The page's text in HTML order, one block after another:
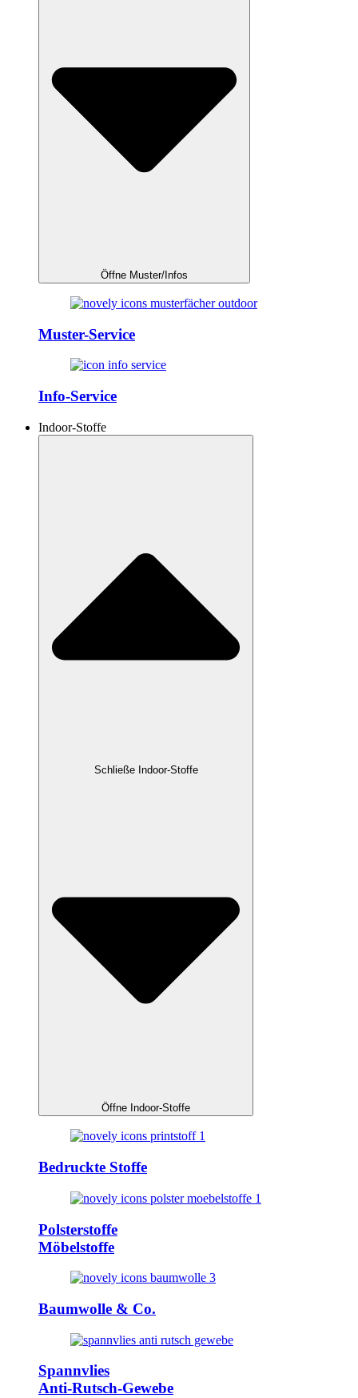
Öffne Muster/Infos
Muster-Service
Info-Service
Indoor-Stoffe
Schließe Indoor-Stoffe
Öffne Indoor-Stoffe
Bedruckte Stoffe
Polsterstoffe
Möbelstoffe
Baumwolle & Co.
Spannvlies
Anti-Rutsch-Gewebe